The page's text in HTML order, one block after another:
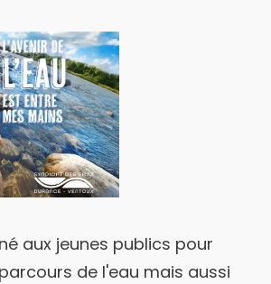
aux jeunes publics pour
de l'eau mais aussi